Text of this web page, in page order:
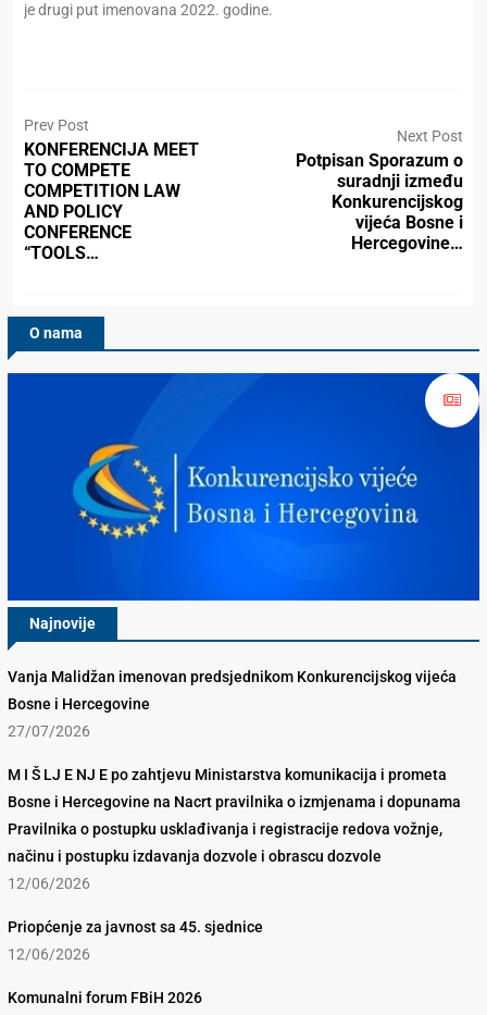
je drugi put imenovana 2022. godine.
Prev Post
KONFERENCIJA MEET
TO COMPETE
COMPETITION LAW
AND POLICY
CONFERENCE
“TOOLS…
Next Post
Potpisan Sporazum o
suradnji između
Konkurencijskog
vijeća Bosne i
Hercegovine…
O nama
Najnovije
Vanja Malidžan imenovan predsjednikom Konkurencijskog vijeća
Bosne i Hercegovine
27/07/2026
M I Š LJ E NJ E po zahtjevu Ministarstva komunikacija i prometa
Bosne i Hercegovine na Nacrt pravilnika o izmjenama i dopunama
Pravilnika o postupku usklađivanja i registracije redova vožnje,
načinu i postupku izdavanja dozvole i obrascu dozvole
12/06/2026
Priopćenje za javnost sa 45. sjednice
12/06/2026
Komunalni forum FBiH 2026